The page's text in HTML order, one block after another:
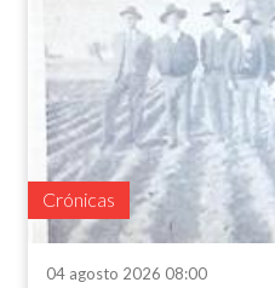
Crónicas
04 agosto 2026 08:00